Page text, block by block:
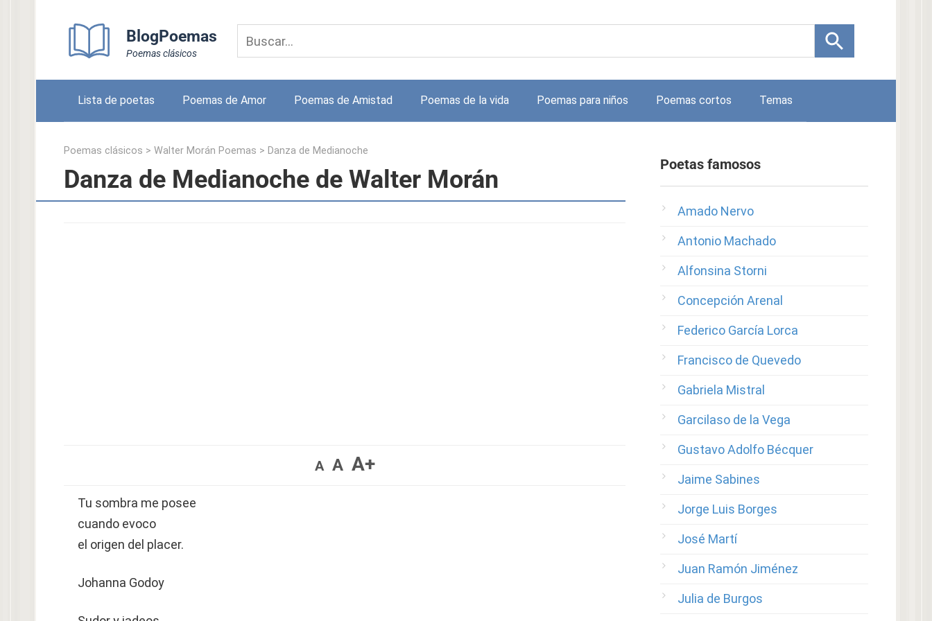
BlogPoemas
Poemas clásicos
Lista de poetas Poemas de Amor Poemas de Amistad Poemas de la vida Poemas para niños Poemas cortos Temas
Poemas clásicos > Walter Morán Poemas > Danza de Medianoche
Danza de Medianoche de Walter Morán
A A A+
Tu sombra me posee
cuando evoco
el origen del placer.
Johanna Godoy
Poetas famosos
Amado Nervo
Antonio Machado
Alfonsina Storni
Concepción Arenal
Federico García Lorca
Francisco de Quevedo
Gabriela Mistral
Garcilaso de la Vega
Gustavo Adolfo Bécquer
Jaime Sabines
Jorge Luis Borges
José Martí
Juan Ramón Jiménez
Julia de Burgos